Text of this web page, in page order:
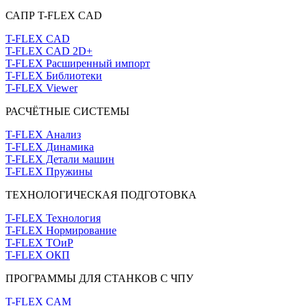
САПР T-FLEX CAD
T-FLEX CAD
T-FLEX CAD 2D+
T-FLEX Расширенный импорт
T-FLEX Библиотеки
T-FLEX Viewer
РАСЧЁТНЫЕ СИСТЕМЫ
T-FLEX Анализ
T-FLEX Динамика
T-FLEX Детали машин
T-FLEX Пружины
ТЕХНОЛОГИЧЕСКАЯ ПОДГОТОВКА
T-FLEX Технология
T-FLEX Нормирование
T-FLEX ТОиР
T-FLEX ОКП
ПРОГРАММЫ ДЛЯ СТАНКОВ С ЧПУ
T-FLEX CAM